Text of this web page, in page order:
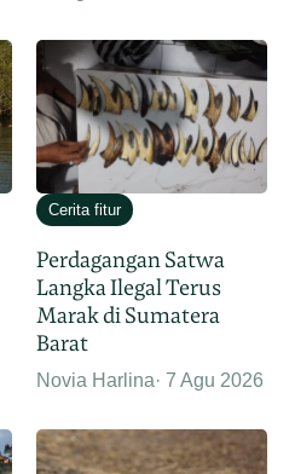
Cerita fitur
Perdagangan Satwa
Langka Ilegal Terus
Marak di Sumatera
Barat
Novia Harlina 7 Agu 2026